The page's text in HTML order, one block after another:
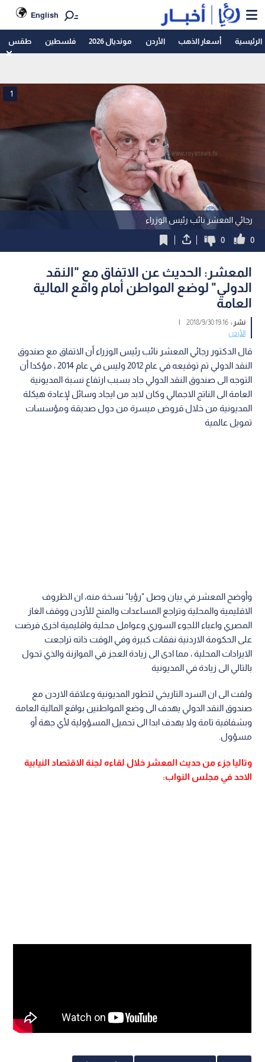
English
الرئيسية أسعار الذهب الأردن مونديال 2026 فلسطين طقس
رجائي المعشر نائب رئيس الوزراء
1
0
0
المعشر: الحديث عن الاتفاق مع "النقد
الدولي" لوضع المواطن أمام واقع المالية
العامة
نشر :19:16 2018/9/30
|
الأردن
قال الدكتور رجائي المعشر نائب رئيس الوزراء أن الاتفاق مع صندوق
النقد الدولي تم توقيعه في عام 2012 وليس في عام 2014 ، مؤكدا أن
التوجه الى صندوق النقد الدولي جاد بسبب ارتفاع نسبة المديونية
العامة الى الناتج الاجمالي وكان لابد من ايجاد وسائل لإعادة هيكلة
المديونية من خلال قروض ميسرة من دول صديقة ومؤسسات
تمويل عالمية
وأوضح المعشر في بيان وصل "رؤيا" نسخة منه، ان الظروف
الاقليمية والمحلية وتراجع المساعدات والمنح للأردن ووقف الغاز
المصري واعباء اللجوء السوري وعوامل محلية واقليمية اخرى فرضت
على الحكومة الاردنية نفقات كبيرة وفي الوقت ذاته تراجعت
الايرادات المحلية ، مما ادى الى زيادة العجز في الموازنة والذي تحول
بالتالي الى زيادة في المديونية
ولفت الى ان السرد التاريخي لتطور المديونية وعلاقة الاردن مع
صندوق النقد الدولي يهدف الى وضع المواطنين بواقع المالية العامة
وبشفافية تامة ولا يهدف ابدا الى تحميل المسؤولية لأي جهة أو
مسؤول.
وتاليا جزء من حديث المعشر خلال لقاءه لجنة الاقتصاد النيابية
الاحد في مجلس النواب: